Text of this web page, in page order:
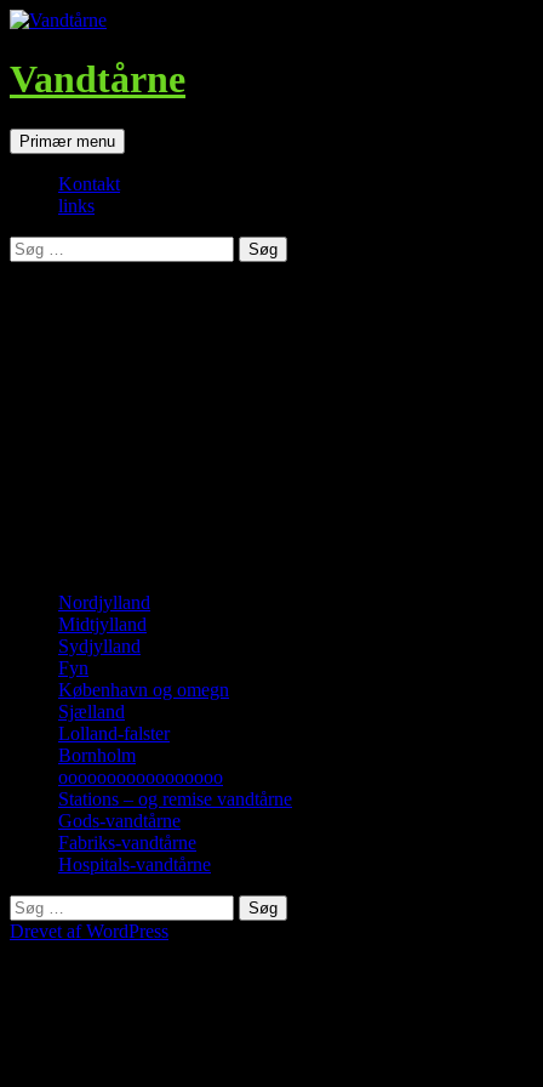
Vandtårne
SøgPrimær menu Hop
til
Kontakt
links
Søg
efter:
Nordjylland
Midtjylland
Sydjylland
Fyn
København og omegn
Sjælland
Lolland-falster
Bornholm
ooooooooooooooooo
Stations – og remise vandtårne
Gods-vandtårne
Fabriks-vandtårne
Hospitals-vandtårne
Søg
efter:
Drevet af WordPress